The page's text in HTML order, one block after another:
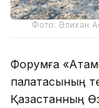
Фото: Әлихан
Форумға
палатасының
Қазақстанның